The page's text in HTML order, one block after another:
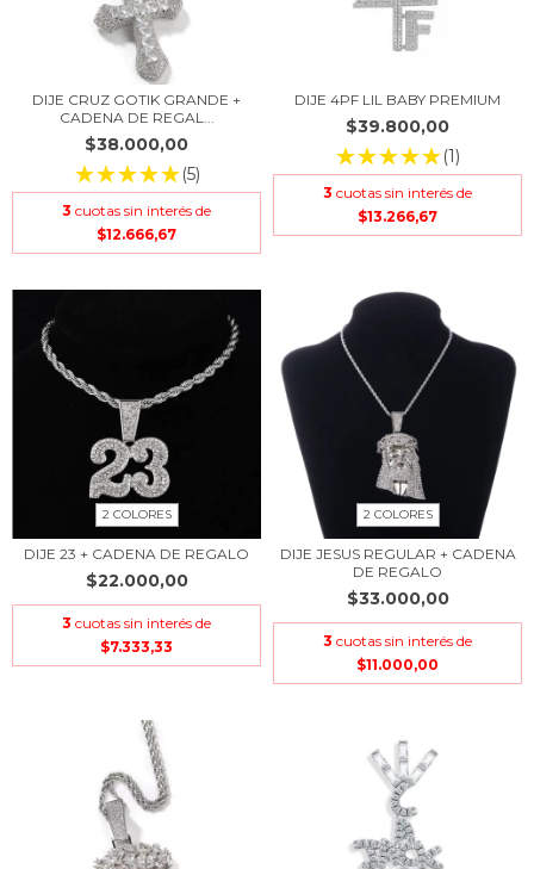
DIJE CRUZ GOTIK GRANDE +
CADENA DE REGAL...
$38.000,00
(5)
3 cuotas sin interés de
$12.666,67
DIJE 4PF LIL BABY PREMIUM
$39.800,00
(1)
3 cuotas sin interés de
$13.266,67
2 COLORES
DIJE 23 + CADENA DE REGALO
$22.000,00
3 cuotas sin interés de
$7.333,33
2 COLORES
DIJE JESUS REGULAR + CADENA
DE REGALO
$33.000,00
3 cuotas sin interés de
$11.000,00